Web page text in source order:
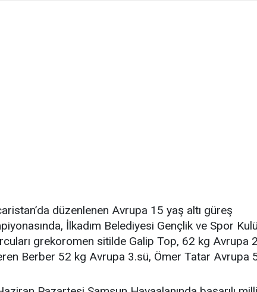
düzenlenen Avrupa 15 yaş altı güreş
İlkadım Belediyesi Gençlik ve Spor
grekoromen sitilde Galip Top, 62 kg Avrupa
Berber 52 kg Avrupa 3.sü, Ömer Tatar Avrupa